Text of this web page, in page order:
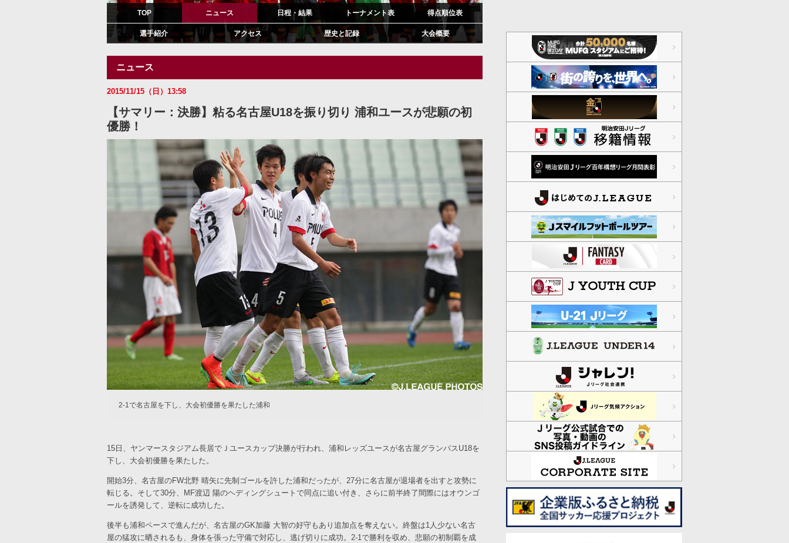
TOP ニュース 日程・結果 トーナメント表 得点順位表
選手紹介 アクセス 歴史と記録 大会概要
ニュース
2015/11/15（日）13:58
【サマリー：決勝】粘る名古屋U18を振り切り 浦和ユースが悲願の初
優勝！
2-1で名古屋を下し、大会初優勝を果たした浦和
15日、ヤンマースタジアム長居でＪユースカップ決勝が行われ、浦和レッズユースが名古屋グランパスU18を
下し、大会初優勝を果たした。
開始3分、名古屋のFW北野 晴矢に先制ゴールを許した浦和だったが、27分に名古屋が退場者を出すと攻勢に
転じる。そして30分、MF渡辺 陽のヘディングシュートで同点に追い付き、さらに前半終了間際にはオウンゴ
ールを誘発して、逆転に成功した。
後半も浦和ペースで進んだが、名古屋のGK加藤 大智の好守もあり追加点を奪えない。終盤は1人少ない名古
屋の猛攻に晒されるも、身体を張った守備で対応し、逃げ切りに成功。2-1で勝利を収め、悲願の初制覇を成